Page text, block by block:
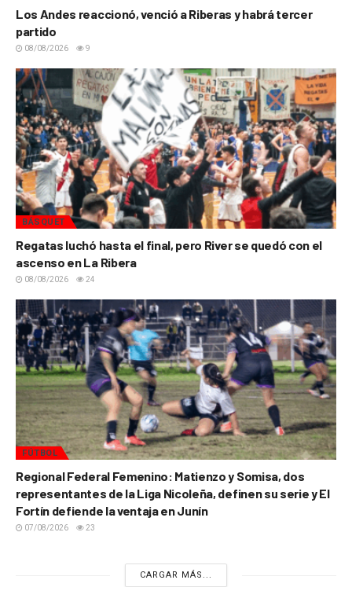
Los Andes reaccionó, venció a Riberas y habrá tercer
partido
08/08/2026 9
BÁSQUET
Regatas luchó hasta el final, pero River se quedó con el
ascenso en La Ribera
08/08/2026 24
FÚTBOL
Regional Federal Femenino: Matienzo y Somisa, dos
representantes de la Liga Nicoleña, definen su serie y El
Fortín defiende la ventaja en Junín
07/08/2026 23
CARGAR MÁS...